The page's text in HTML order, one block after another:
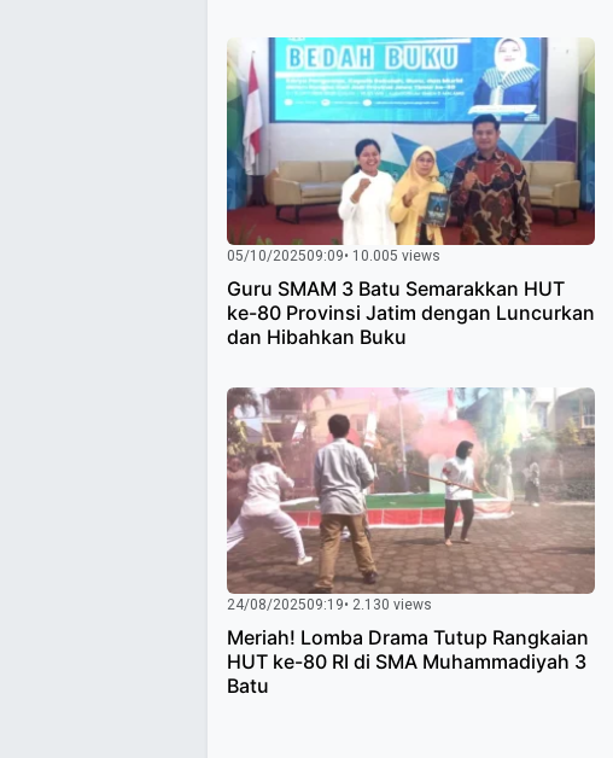
05/10/202509:09• 10.005 views
Guru SMAM 3 Batu Semarakkan HUT
ke-80 Provinsi Jatim dengan Luncurkan
dan Hibahkan Buku
24/08/202509:19• 2.130 views
Meriah! Lomba Drama Tutup Rangkaian
HUT ke-80 RI di SMA Muhammadiyah 3
Batu